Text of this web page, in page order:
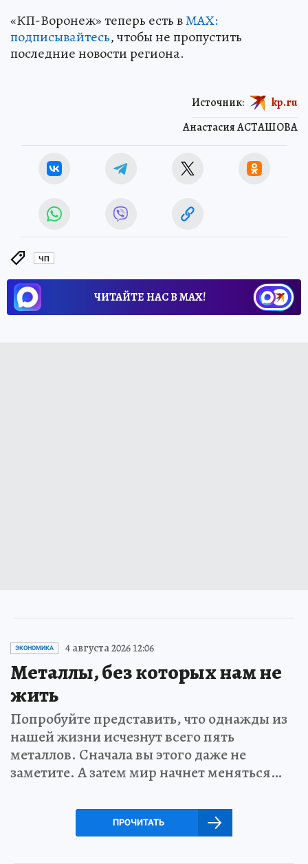
«КП-Воронеж» теперь есть вМАХ:
подписывайтесь, чтобы не пропустить
последние новости региона.
Анастасия АСТАШОВА
Источник: kp.ru
ЧП
ЧИТАЙТЕ НАС В МАХ!
ЭКОНОМИКА 4 августа 2026 12:06
Металлы, без которых нам не
жить
Попробуйте представить, что однажды из
нашей жизни исчезнут всего пять
металлов. Сначала вы этого даже не
заметите. А затем мир начнет меняться…
ПРОЧИТАТЬ